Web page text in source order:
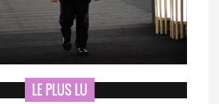
LE PLUS LU